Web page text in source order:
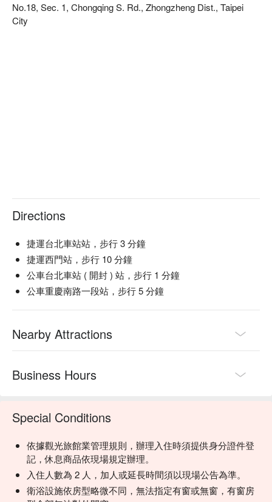
No.18, Sec. 1, Chongqing S. Rd., Zhongzheng Dist., Taipei
City
Directions
捷運台北車站站，步行 3 分鐘
捷運西門站，步行 10 分鐘
公車台北車站 ( 開封 ) 站，步行 1 分鐘
公車重慶南路一段站，步行 5 分鐘
Nearby Attractions
Business Hours
Special Conditions
依據觀光旅館業管理規則，辦理入住時須提供身分證件登
記，休息商品依現場規定辦理。
入住人數為 2 人，加人或延長時間須以現場公告為準。
衛浴設施依房型略微不同，無法指定有窗或無窗，有窗房